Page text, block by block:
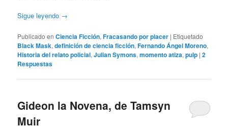
Sigue leyendo →
Publicado en Ciencia Ficción,Fracasando por placer | Etiquetado
Black Mask,definición de ciencia ficción,Fernando Ángel Moreno,
Historia del relato policial,Julian Symons,momento atiza,pulp |2
Respuestas
Gideon la Novena, de Tamsyn
Muir